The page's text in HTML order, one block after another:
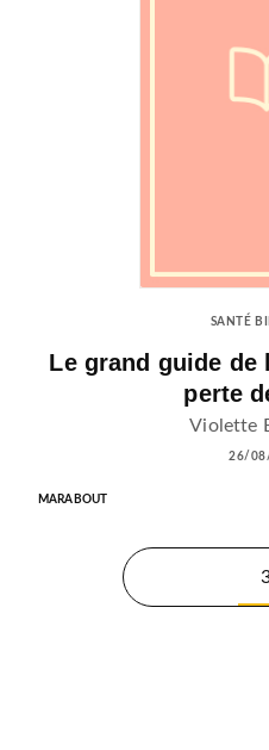
SANTÉ
Le grand guide
perte
Violette
26/
MARABOUT